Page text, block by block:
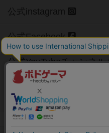
公式instagram
公式Facebook
公式YouTubeチャンネル